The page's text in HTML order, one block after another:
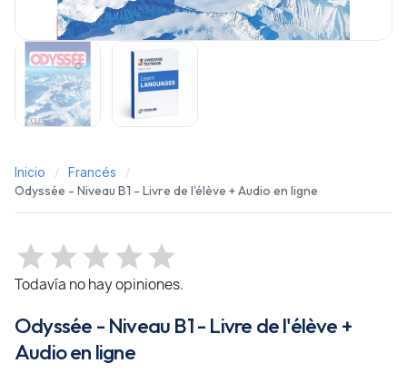
Inicio Francés
Odyssée - Niveau B1 - Livre de l'élève + Audio en ligne
Todavía no hay opiniones.
Odyssée - Niveau B1 - Livre de l'élève +
Audio en ligne